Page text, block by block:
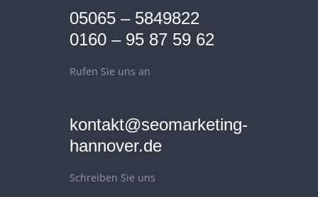
05065 – 5849822
0160 – 95 87 59 62
Rufen Sie uns an
kontakt@seomarketing-
hannover.de
Schreiben Sie uns